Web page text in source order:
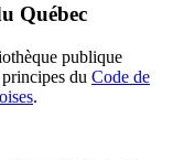
Québec
publique
du Code de
.